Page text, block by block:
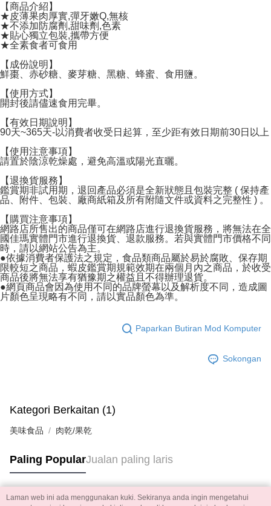
NT$599 atau lebih
宅配
NT$120/pesanan | Penghantaran percuma untuk pesanan
NT$1,999 atau lebih
【商品介紹】
★皮薄果肉厚實,彈牙嫩Q,無核
★不添加防腐劑,甜味劑,色素
★貼心獨立包裝,攜帶方便
★全素食者可食用
【成份說明】
鮮棗、赤砂糖、麥芽糖、黑糖、蜂蜜、食用鹽。
【使用方式】
開封後請儘速食用完畢。
【有效日期說明】
90天~365天-以消費者收受日起算，至少距有效日期前30日以上
【使用注意事項】
請置於陰涼乾燥處，避免高溫或陽光直曬。
【退換貨服務】
鑑賞期非試用期，退回產品必須是全新狀態且包裝完整 ( 保持產
品、附件、包裝、廠商紙箱及所有附隨文件或資料之完整性 ) 。
【購買注意事項】
網路店所售出的商品僅可在網路店進行退換貨服務，將無法在全
國佳瑪實體門市進行退換貨、退款服務。若與實體門市價格不同
時，請以網站公告為主。
●依據消費者保護法之規定，食品類商品屬於易於腐敗、保存期
限較短之商品，蝦皮鑑賞期規範效期在兩個月內之商品，於收受
商品後將無法享有猶豫期之權益且不得辦理退貨。
●網頁商品會因為使用不同的品牌螢幕以及解析度不同，造成圖
片顏色呈現略有不同，請以實品顏色為準。
Paparkan Butiran Mod Komputer
Sokongan
Kategori Berkaitan (1)
美味食品 肉乾/果乾
Paling PopularJualan paling laris
Laman web ini ada menggunakan kuki. Sekiranya anda ingin mengetahui